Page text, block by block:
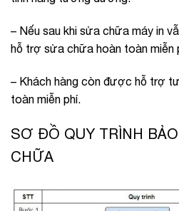
– Nếu sau khi sửa chữa máy in
hỗ trợ sửa chữa hoàn toàn miễn
– Khách hàng còn được hỗ trợ
toàn miễn phí.
SƠ ĐỒ QUY TRÌNH
CHỮA